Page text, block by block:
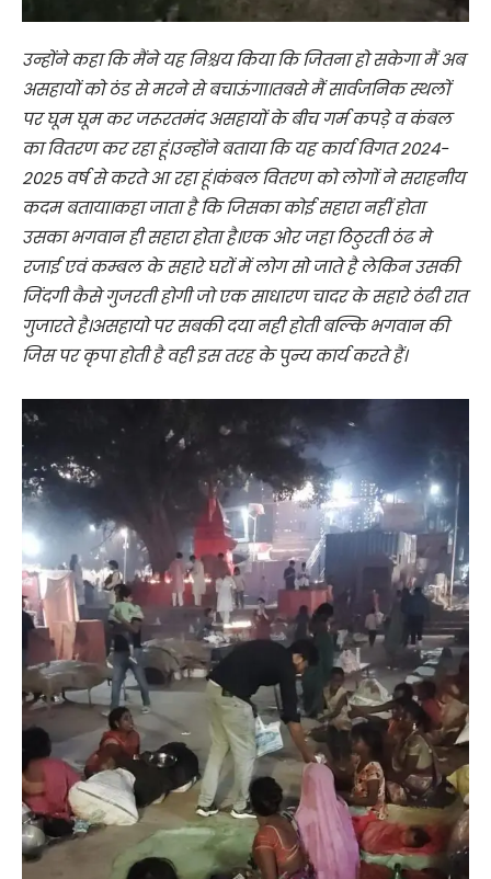
उन्होंने कहा कि मैंने यह निश्चय किया कि जितना हो सकेगा मैं अब
असहायों को ठंड से मरने से बचाऊंगा।तबसे मैं सार्वजनिक स्थलों
पर घूम घूम कर जरूरतमंद असहायों के बीच गर्म कपड़े व कंबल
का वितरण कर रहा हूं।उन्होंने बताया कि यह कार्य विगत 2024-
2025 वर्ष से करते आ रहा हूं।कंबल वितरण को लोगों ने सराहनीय
कदम बताया।कहा जाता है कि जिसका कोई सहारा नहीं होता
उसका भगवान ही सहारा होता है।एक ओर जहा ठिठुरती ठंढ मे
रजाई एवं कम्बल के सहारे घरों में लोग सो जाते है लेकिन उसकी
जिंदगी कैसे गुजरती होगी जो एक साधारण चादर के सहारे ठंढी रात
गुजारते है।असहायो पर सबकी दया नही होती बल्कि भगवान की
जिस पर कृपा होती है वही इस तरह के पुन्य कार्य करते हैं।